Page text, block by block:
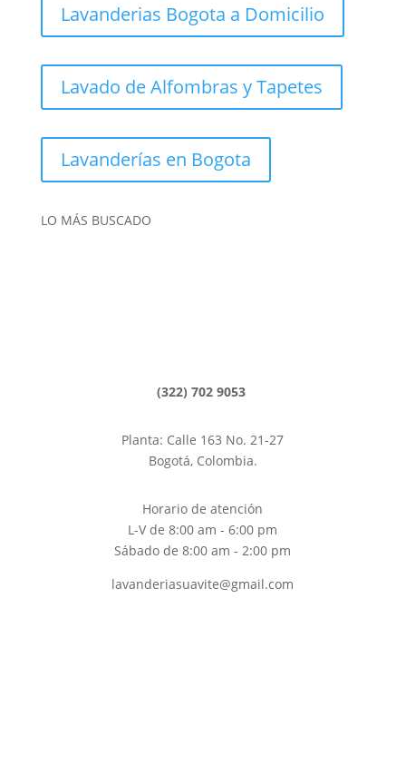
Lavanderias Bogota a Domicilio
Lavado de Alfombras y Tapetes
Lavanderías en Bogota
LO MÁS BUSCADO
(322) 702 9053
Planta: Calle 163 No. 21-27
Bogotá, Colombia.
Horario de atención
L-V de 8:00 am - 6:00 pm
Sábado de 8:00 am - 2:00 pm
lavanderiasuavite@gmail.com